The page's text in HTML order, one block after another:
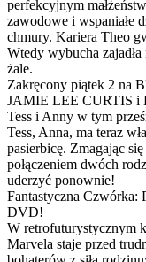
perfekcyjnym
zawodowe i wspaniałe
chmury. Kariera Theo
Wtedy wybucha
żale.
Zakręcony piątek 2 na
JAMIE LEE CURTIS i
Tess i Anny w tym
Tess, Anna, ma teraz
pasierbicę. Zmagając
połączeniem dwóch
uderzyć ponownie!
Fantastyczna
DVD!
W retrofuturystycznym
Marvela staje przed